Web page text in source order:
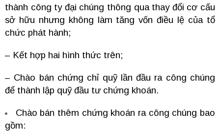
thành công ty đại chúng thông qua thay đổi cơ cấu
sở hữu nhưng không làm tăng vốn điều lệ của tổ
chức phát hành;
– Kết hợp hai hình thức trên;
– Chào bán chứng chỉ quỹ lần đầu ra công chúng
để thành lập quỹ đầu tư chứng khoán.
Chào bán thêm chứng khoán ra công chúng bao
gồm: